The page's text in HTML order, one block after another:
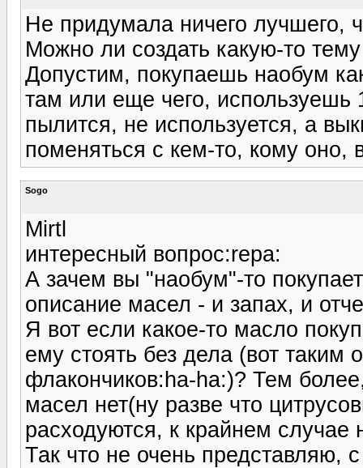
Не придумала ничего лучшего,
Можно ли создать какую-то
Допустим, покупаешь наобум
там или еще чего, используешь
пылится, не используется, а
поменяться с кем-то, кому оно,
Sogo
Mirtl
интересный вопрос:repa:
А зачем вы "наобум"-то
описание масел - и запах, и
Я вот если какое-то масло
ему стоять без дела (вот
флакончиков:ha-ha:)? Тем
масел нет(ну разве что
расходуются, к крайнем случае
Так что не очень представляю,